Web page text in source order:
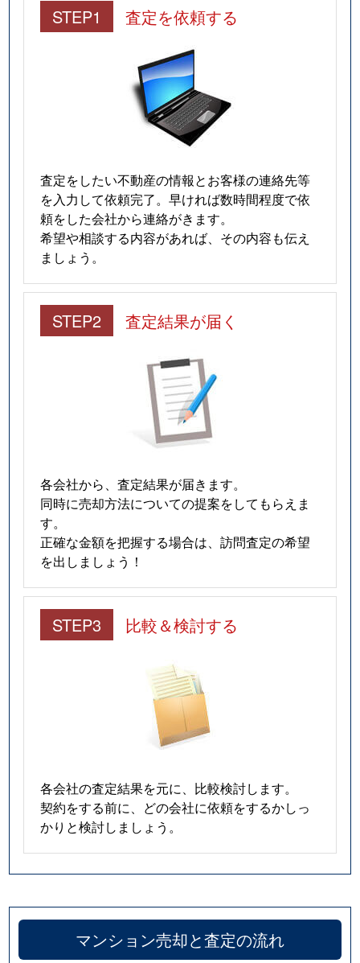
STEP1 査定を依頼する
査定をしたい不動産の情報とお客様の連絡先等
を入力して依頼完了。早ければ数時間程度で依
頼をした会社から連絡がきます。
希望や相談する内容があれば、その内容も伝え
ましょう。
STEP2 査定結果が届く
各会社から、査定結果が届きます。
同時に売却方法についての提案をしてもらえま
す。
正確な金額を把握する場合は、訪問査定の希望
を出しましょう！
STEP3 比較＆検討する
各会社の査定結果を元に、比較検討します。
契約をする前に、どの会社に依頼をするかしっ
かりと検討しましょう。
マンション売却と査定の流れ